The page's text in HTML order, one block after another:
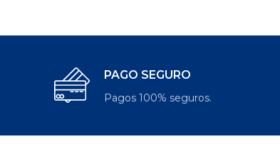
PAGO SEGURO
Pagos 100% seguros.